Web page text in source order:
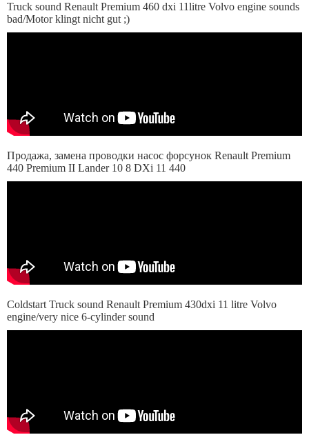
Truck sound Renault Premium 460 dxi 11litre Volvo engine sounds
bad/Motor klingt nicht gut ;)
Продажа, замена проводки насос форсунок Renault Premium
440 Premium II Lander 10 8 DXi 11 440
Coldstart Truck sound Renault Premium 430dxi 11 litre Volvo
engine/very nice 6-cylinder sound